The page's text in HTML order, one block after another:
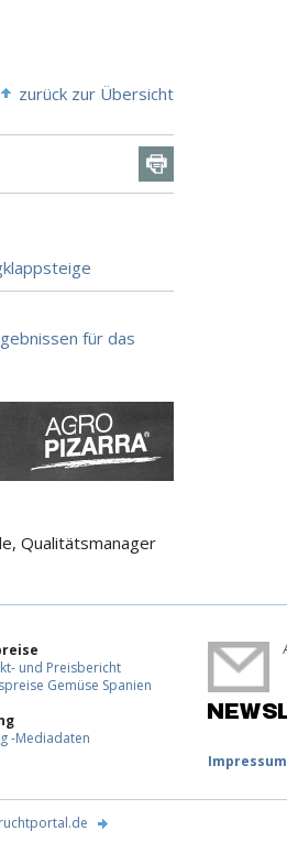
zurück zur Übersicht
für das
Qualitätsmanager
und Preisbericht
Gemüse Spanien
-Mediadaten
Impressum